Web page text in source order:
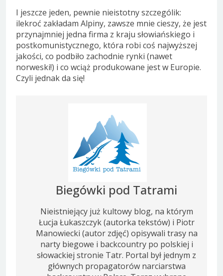
I jeszcze jeden, pewnie nieistotny szczególik:
ilekroć zakładam Alpiny, zawsze mnie cieszy, że jest
przynajmniej jedna firma z kraju słowiańskiego i
postkomunistycznego, która robi coś najwyższej
jakości, co podbiło zachodnie rynki (nawet
norweski!) i co wciąż produkowane jest w Europie.
Czyli jednak da się!
Biegówki pod Tatrami
Nieistniejący już kultowy blog, na którym
Łucja Łukaszczyk (autorka tekstów) i Piotr
Manowiecki (autor zdjęć) opisywali trasy na
narty biegowe i backcountry po polskiej i
słowackiej stronie Tatr. Portal był jednym z
głównych propagatorów narciarstwa